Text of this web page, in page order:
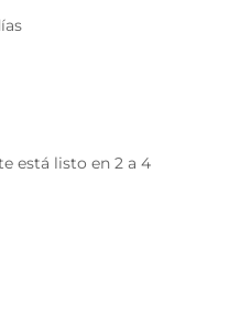
está listo en 2 a 4